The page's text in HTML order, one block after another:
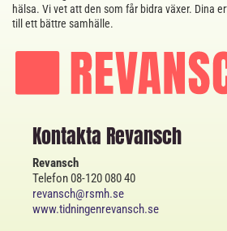
hälsa. Vi vet att den som får bidra växer. Dina
till ett bättre samhälle.
Kontakta Revansch
Revansch
Telefon 08-120 080 40
revansch@rsmh.se
www.tidningenrevansch.se